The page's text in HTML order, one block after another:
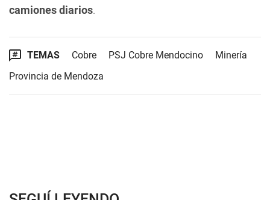
camiones diarios.
TEMAS Cobre PSJ Cobre Mendocino
Minería
Provincia de Mendoza